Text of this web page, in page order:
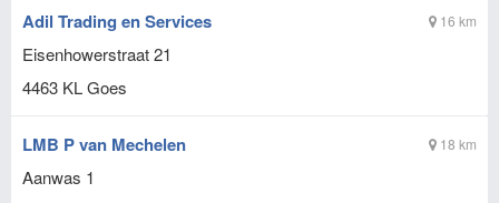
16 km
Adil Trading en Services
Eisenhowerstraat 21
4463 KLGoes
18 km
LMB P van Mechelen
Aanwas 1